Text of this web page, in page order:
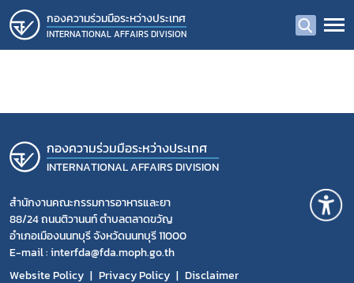
กองความร่วมมือระหว่างประเทศ
INTERNATIONAL AFFAIRS DIVISION
กองความร่วมมือระหว่างประเทศ
INTERNATIONAL AFFAIRS DIVISION
สำนักงานคณะกรรมการอาหารและยา
88/24 ถนนติวานนท์ ตำบลตลาดขวัญ
อำเภอเมืองนนทบุรี จังหวัดนนทบุรี 11000
E-mail : interfda@fda.moph.go.th
Website Policy
Privacy Policy
Disclaimer
Subscribe